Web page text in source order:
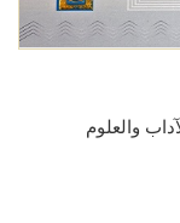
والعلوم